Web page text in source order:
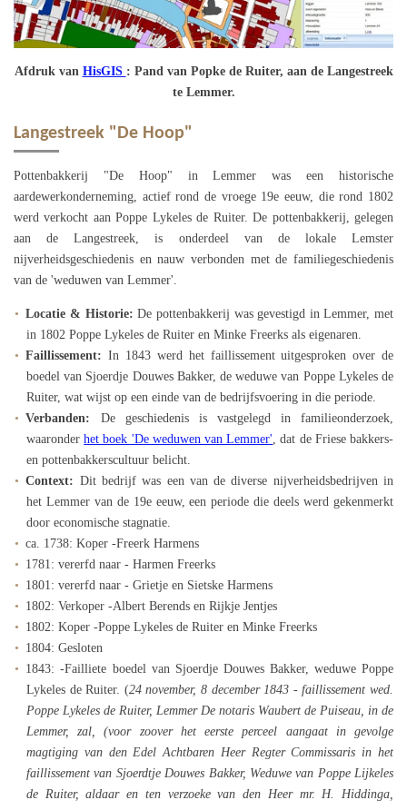
Afdruk van HisGIS : Pand van Popke de Ruiter, aan de Langestreek
te Lemmer.
Langestreek "De Hoop"
Pottenbakkerij "De Hoop" in Lemmer was een historische
aardewerkonderneming, actief rond de vroege 19e eeuw, die rond 1802
werd verkocht aan Poppe Lykeles de Ruiter. De pottenbakkerij, gelegen
aan de Langestreek, is onderdeel van de lokale Lemster
nijverheidsgeschiedenis en nauw verbonden met de familiegeschiedenis
van de 'weduwen van Lemmer'.
Locatie & Historie: De pottenbakkerij was gevestigd in Lemmer, met
in 1802 Poppe Lykeles de Ruiter en Minke Freerks als eigenaren.
Faillissement: In 1843 werd het faillissement uitgesproken over de
boedel van Sjoerdje Douwes Bakker, de weduwe van Poppe Lykeles de
Ruiter, wat wijst op een einde van de bedrijfsvoering in die periode.
Verbanden:
De geschiedenis is vastgelegd in familieonderzoek,
waaronder het boek 'De weduwen van Lemmer', dat de Friese bakkers-
en pottenbakkerscultuur belicht.
Context: Dit bedrijf was een van de diverse nijverheidsbedrijven in
het Lemmer van de 19e eeuw, een periode die deels werd gekenmerkt
door economische stagnatie.
ca. 1738: Koper -Freerk Harmens
1781: vererfd naar - Harmen Freerks
1801: vererfd naar - Grietje en Sietske Harmens
1802: Verkoper -Albert Berends en Rijkje Jentjes
1802: Koper -Poppe Lykeles de Ruiter en Minke Freerks
1804: Gesloten
1843: -Failliete boedel van Sjoerdje Douwes Bakker, weduwe Poppe
Lykeles de Ruiter. (24 november, 8 december 1843 - faillissement wed.
Poppe Lykeles de Ruiter, Lemmer De notaris Waubert de Puiseau, in de
Lemmer, zal, (voor zoover het eerste perceel aangaat in gevolge
magtiging van den Edel Achtbaren Heer Regter Commissaris in het
faillissement van Sjoerdtje Douwes Bakker, Weduwe van Poppe Lijkeles
de Ruiter, aldaar en ten verzoeke van den Heer mr. H. Hiddinga,